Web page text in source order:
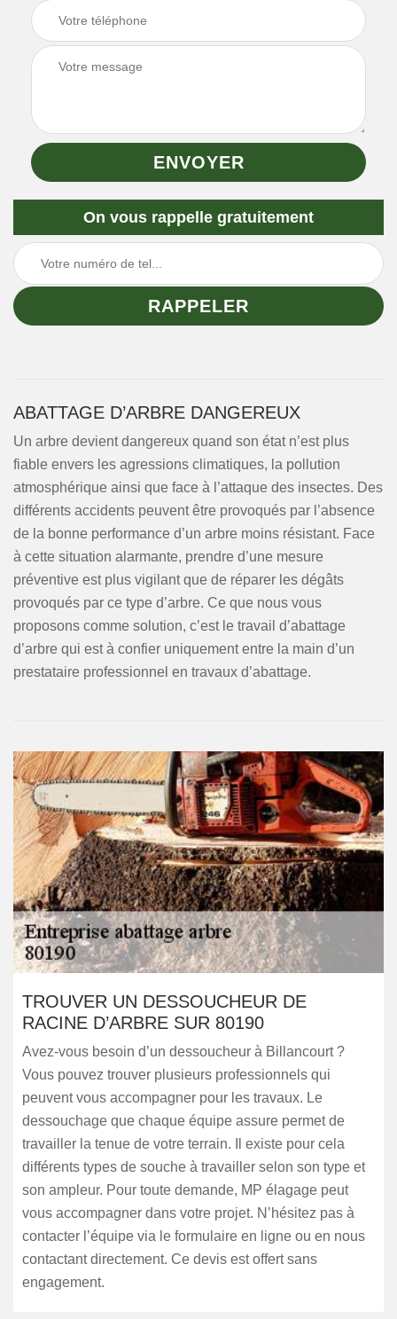
On vous rappelle gratuitement
ABATTAGE D’ARBRE DANGEREUX
Un arbre devient dangereux quand son état n’est plus
fiable envers les agressions climatiques, la pollution
atmosphérique ainsi que face à l’attaque des insectes. Des
différents accidents peuvent être provoqués par l’absence
de la bonne performance d’un arbre moins résistant. Face
à cette situation alarmante, prendre d’une mesure
préventive est plus vigilant que de réparer les dégâts
provoqués par ce type d’arbre. Ce que nous vous
proposons comme solution, c’est le travail d’abattage
d’arbre qui est à confier uniquement entre la main d’un
prestataire professionnel en travaux d’abattage.
TROUVER UN DESSOUCHEUR DE
RACINE D’ARBRE SUR 80190
Avez-vous besoin d’un dessoucheur à Billancourt ?
Vous pouvez trouver plusieurs professionnels qui
peuvent vous accompagner pour les travaux. Le
dessouchage que chaque équipe assure permet de
travailler la tenue de votre terrain. Il existe pour cela
différents types de souche à travailler selon son type et
son ampleur. Pour toute demande, MP élagage peut
vous accompagner dans votre projet. N’hésitez pas à
contacter l’équipe via le formulaire en ligne ou en nous
contactant directement. Ce devis est offert sans
engagement.